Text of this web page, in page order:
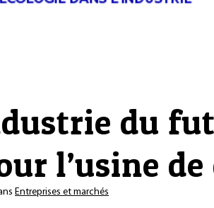
du
l’usine
Entreprises et marchés